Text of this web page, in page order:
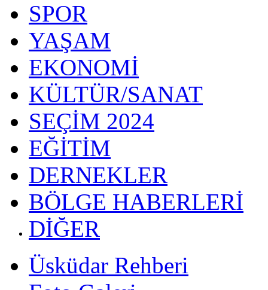
SPOR
YAŞAM
EKONOMİ
KÜLTÜR/SANAT
SEÇİM 2024
EĞİTİM
DERNEKLER
BÖLGE HABERLERİ
DİĞER
Üsküdar Rehberi